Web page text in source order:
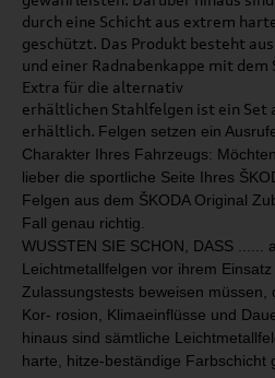
durch eine Schicht aus extrem
geschützt. Das Produkt besteht
und einer Radnabenkappe mit dem
Extra für die alternativ
erhältlichen Stahlfelgen ist ein Set
erhältlich. Felgen setzen ein
Charakter Ihres Fahrzeugs:
lieber die sportliche Seite Ihres
Felgen aus dem ŠKODA Original
Fall genau richtig.
WUSSTEN SIE SCHON, DASS ...
...
Leichtmetallfelgen vor ihrem
Zulassungstests beweisen müssen,
Kor- rosion, Klimaeinflüsse und
hinaus sind sämtliche
harte, hitze-beständige Farbschicht